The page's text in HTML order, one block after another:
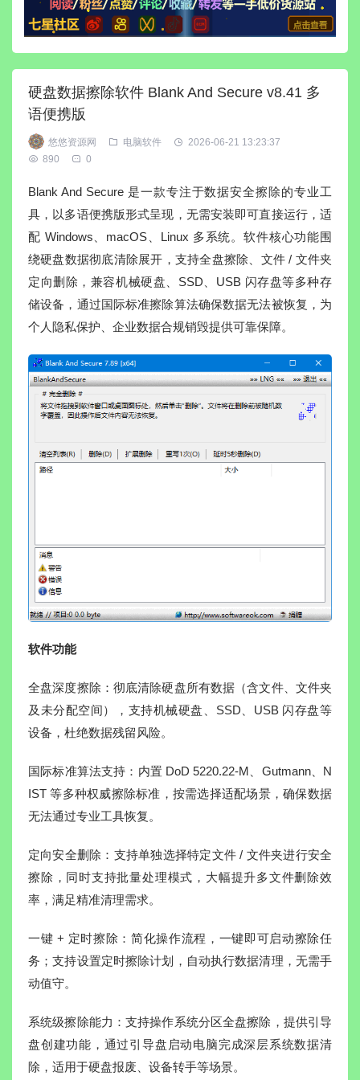
硬盘数据擦除软件 Blank And Secure v8.41 多
语便携版
悠悠资源网 电脑软件
2026-06-21 13:23:37
890
0
Blank And Secure 是一款专注于数据安全擦除的专业工
具，以多语便携版形式呈现，无需安装即可直接运行，适
配 Windows、macOS、Linux 多系统。软件核心功能围
绕硬盘数据彻底清除展开，支持全盘擦除、文件 / 文件夹
定向删除，兼容机械硬盘、SSD、USB 闪存盘等多种存
储设备，通过国际标准擦除算法确保数据无法被恢复，为
个人隐私保护、企业数据合规销毁提供可靠保障。
软件功能
全盘深度擦除：彻底清除硬盘所有数据（含文件、文件夹
及未分配空间），支持机械硬盘、SSD、USB 闪存盘等
设备，杜绝数据残留风险。
国际标准算法支持：内置 DoD 5220.22-M、Gutmann、N
IST 等多种权威擦除标准，按需选择适配场景，确保数据
无法通过专业工具恢复。
定向安全删除：支持单独选择特定文件 / 文件夹进行安全
擦除，同时支持批量处理模式，大幅提升多文件删除效
率，满足精准清理需求。
一键 + 定时擦除：简化操作流程，一键即可启动擦除任
务；支持设置定时擦除计划，自动执行数据清理，无需手
动值守。
系统级擦除能力：支持操作系统分区全盘擦除，提供引导
盘创建功能，通过引导盘启动电脑完成深层系统数据清
除，适用于硬盘报废、设备转手等场景。